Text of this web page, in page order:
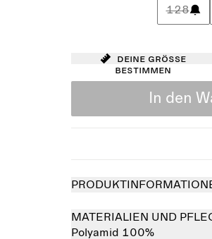
128
Deine Größe
bestimmen
In den
MATERIALIEN UND
Polyamid 100%